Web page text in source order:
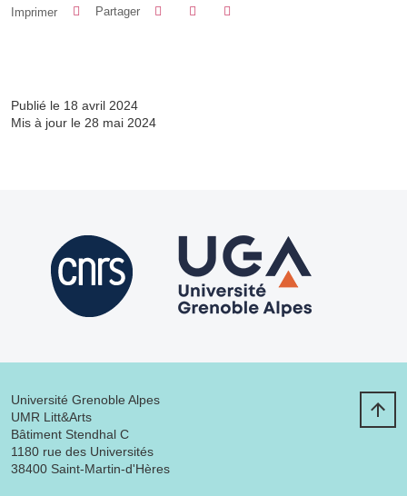
Imprimer Partager Partager sur Facebook
Partager sur LinkedIn
Publié le 18 avril 2024
Mis à jour le 28 mai 2024
Université Grenoble Alpes
UMR Litt&Arts
Bâtiment Stendhal C
1180 rue des Universités
38400 Saint-Martin-d'Hères